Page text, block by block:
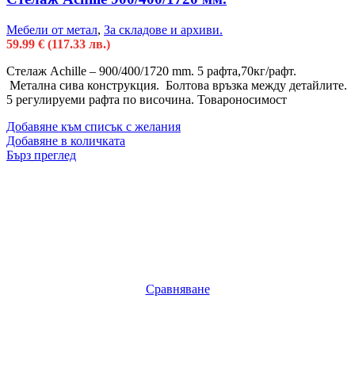
Мебели от метал, За складове и архиви.
59.99 € (117.33 лв.)
Стелаж Achille – 900/400/1720 mm. 5 рафта,70кг/рафт.
Метална сива конструкция. Болтова връзка между детайлите.
5 регулируеми рафта по височина. Товароносимост
Добавяне към списък с желания
Добавяне в количката
Бърз преглед
Сравняване